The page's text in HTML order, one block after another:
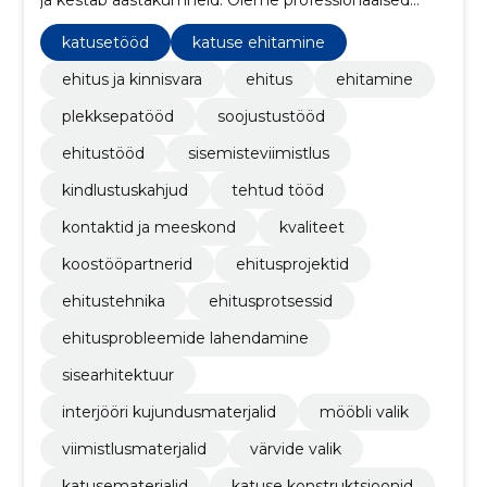
ehitajad, katusepaigaldajad ja siseviimistlusega
spetsialistid, kes saavad hakkama ka kõige
keerukamate projektidega.
katusetööd
katuse ehitamine
ehitus ja kinnisvara
ehitus
ehitamine
plekksepatööd
soojustustööd
ehitustööd
sisemisteviimistlus
kindlustuskahjud
tehtud tööd
kontaktid ja meeskond
kvaliteet
koostööpartnerid
ehitusprojektid
ehitustehnika
ehitusprotsessid
ehitusprobleemide lahendamine
sisearhitektuur
interjööri kujundusmaterjalid
mööbli valik
viimistlusmaterjalid
värvide valik